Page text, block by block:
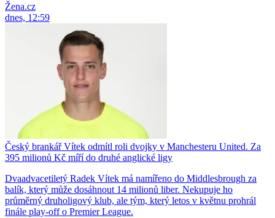
Žena.cz
dnes, 12:59
Český brankář Vítek odmítl roli dvojky v Manchesteru United. Za
395 milionů Kč míří do druhé anglické ligy
Dvaadvacetiletý Radek Vítek má namířeno do Middlesbrough za
balík, který může dosáhnout 14 milionů liber. Nekupuje ho
průměrný druholigový klub, ale tým, který letos v květnu prohrál
finále play-off o Premier League.